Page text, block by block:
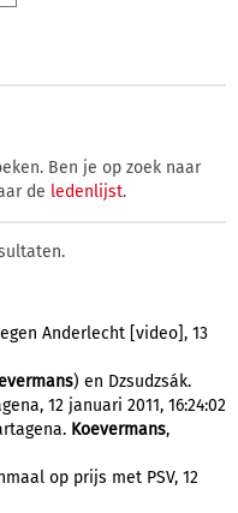
Ben je op zoek naar
de ledenlijst.
Anderlecht [video], 13
) en Dzsudzsák.
12 januari 2011, 16:24:02
Koevermans,
op prijs met PSV, 12